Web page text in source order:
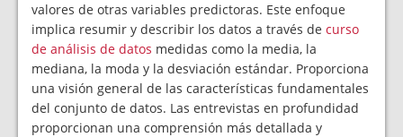
valores de otras variables predictoras. Este enfoque
implica resumir y describir los datos a través de curso
de análisis de datos medidas como la media, la
mediana, la moda y la desviación estándar. Proporciona
una visión general de las características fundamentales
del conjunto de datos. Las entrevistas en profundidad
proporcionan una comprensión más detallada y